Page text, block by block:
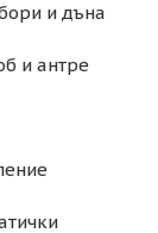
и дъна
и антре